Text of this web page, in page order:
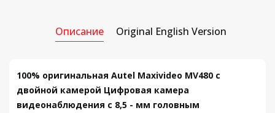
Описание Original English Version
100% оригинальная Autel Maxivideo MV480 с
двойной камерой Цифровая камера
видеонаблюдения с 8,5 - мм головным